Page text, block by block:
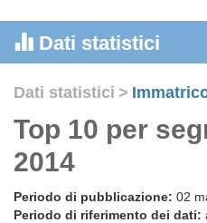
Dati statistici
Dati statistici >
Top 10 per
2014
Periodo di pubblicazione: 02
Periodo di riferimento dei dati: